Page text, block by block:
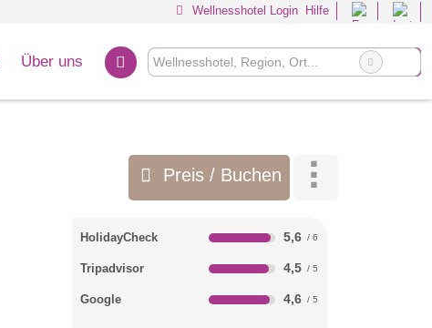
Wellnesshotel Login Hilfe
Über uns
Preis / Buchen
HolidayCheck 5,6
Tripadvisor 4,5
Google 4,6